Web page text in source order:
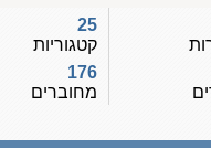
קטגוריות
176
מחוברים